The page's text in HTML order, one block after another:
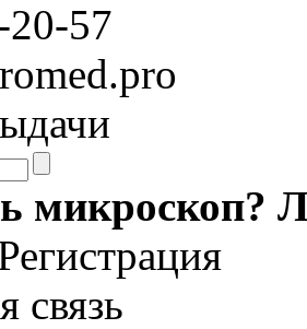
57
микроскоп?
связь